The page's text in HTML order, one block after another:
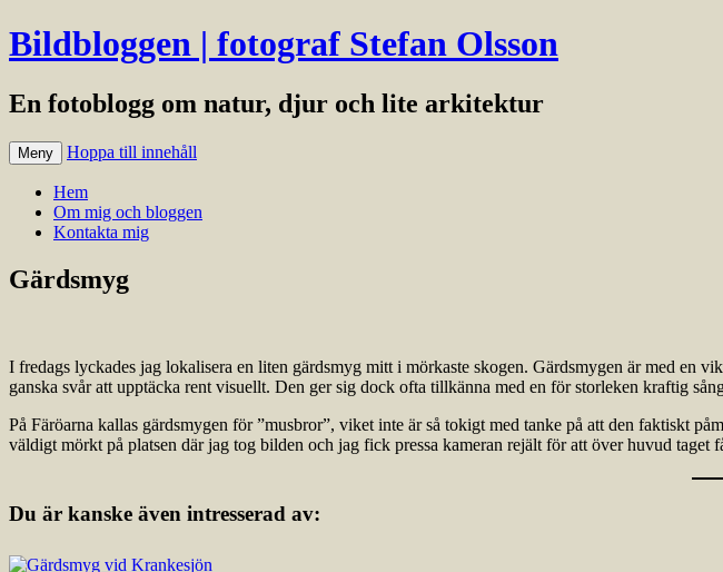
Bildbloggen | fotograf Stefan Olsson
En fotoblogg om natur, djur och lite arkitektur
Meny Hoppa till innehåll
Hem
Om mig och bloggen
Kontakta mig
Gärdsmyg
I fredags lyckades jag lokalisera en liten gärdsmyg mitt i mörkaste skogen. Gärdsmygen är med en
ganska svår att upptäcka rent visuellt. Den ger sig dock ofta tillkänna med en för storleken kraftig
På Färöarna kallas gärdsmygen för ”musbror”, viket inte är så tokigt med tanke på att den faktiskt
väldigt mörkt på platsen där jag tog bilden och jag fick pressa kameran rejält för att över huvud
Du är kanske även intresserad av: